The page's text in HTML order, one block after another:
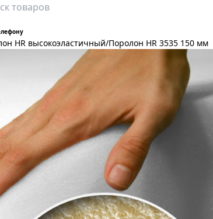
HR высокоэластичный/Поролон HR 3535 150 мм